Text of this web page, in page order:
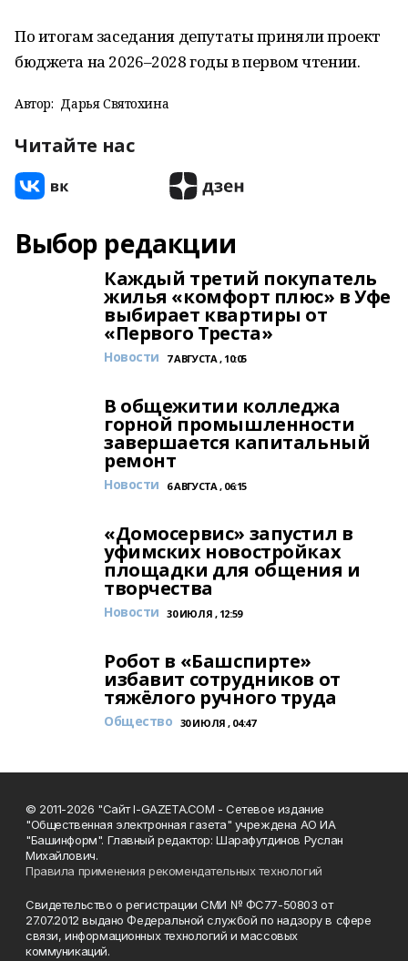
По итогам заседания депутаты приняли проект
бюджета на 2026–2028 годы в первом чтении.
Автор: Дарья Святохина
Читайте нас
Выбор редакции
Каждый третий покупатель
жилья «комфорт плюс» в Уфе
выбирает квартиры от
«Первого Треста»
Новости 7 АВГУСТА , 10:05
В общежитии колледжа
горной промышленности
завершается капитальный
ремонт
Новости 6 АВГУСТА , 06:15
«Домосервис» запустил в
уфимских новостройках
площадки для общения и
творчества
Новости 30 ИЮЛЯ , 12:59
Робот в «Башспирте»
избавит сотрудников от
тяжёлого ручного труда
Общество 30 ИЮЛЯ , 04:47
© 2011-2026 "Сайт I-GAZETA.COM - Сетевое издание
"Общественная электронная газета" учреждена АО ИА
"Башинформ". Главный редактор: Шарафутдинов Руслан
Михайлович.
Правила применения рекомендательных технологий
Свидетельство о регистрации СМИ № ФС77-50803 от
27.07.2012 выдано Федеральной службой по надзору в сфере
связи, информационных технологий и массовых
коммуникаций.